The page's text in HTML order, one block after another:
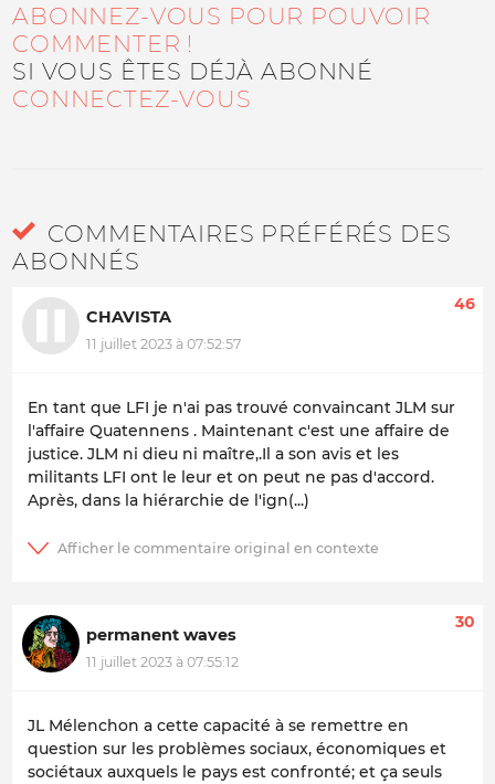
ABONNEZ-VOUS POUR POUVOIR
COMMENTER !
SI VOUS ÊTES DÉJÀ ABONNÉ
CONNECTEZ-VOUS
COMMENTAIRES PRÉFÉRÉS DES
ABONNÉS
CHAVISTA
11 juillet 2023 à 07:52:57
46
En tant que LFI je n'ai pas trouvé convaincant JLM sur
l'affaire Quatennens . Maintenant c'est une affaire de
justice. JLM ni dieu ni maître,.Il a son avis et les
militants LFI ont le leur et on peut ne pas d'accord.
Après, dans la hiérarchie de l'ign(...)
permanent waves
11 juillet 2023 à 07:55:12
30
JL Mélenchon a cette capacité à se remettre en
question sur les problèmes sociaux, économiques et
sociétaux auxquels le pays est confronté; et ça seuls